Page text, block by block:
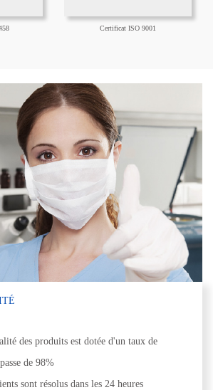
Certificat ISO 9001
des produits est dotée d'un taux de
de 98%
sont résolus dans les 24 heures